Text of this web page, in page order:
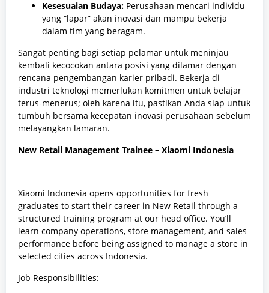
Kesesuaian Budaya: Perusahaan mencari individu
yang “lapar” akan inovasi dan mampu bekerja
dalam tim yang beragam.
Sangat penting bagi setiap pelamar untuk meninjau
kembali kecocokan antara posisi yang dilamar dengan
rencana pengembangan karier pribadi. Bekerja di
industri teknologi memerlukan komitmen untuk belajar
terus-menerus; oleh karena itu, pastikan Anda siap untuk
tumbuh bersama kecepatan inovasi perusahaan sebelum
melayangkan lamaran.
New Retail Management Trainee – Xiaomi Indonesia
Xiaomi Indonesia opens opportunities for fresh
graduates to start their career in New Retail through a
structured training program at our head office. You’ll
learn company operations, store management, and sales
performance before being assigned to manage a store in
selected cities across Indonesia.
Job Responsibilities: